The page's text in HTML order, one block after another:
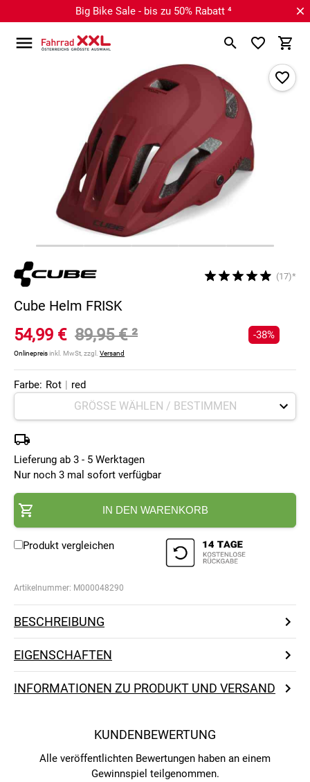
Big Bike Sale - bis zu 50% Rabatt ⁴
(17)*
Cube Helm FRISK
54,99 € 89,95 €²
Onlinepreisinkl. MwSt, zzgl. Versand
-38%
Farbe: Rot | red
Lieferung ab 3 - 5 Werktagen
Nur noch 3 mal sofort verfügbar
IN DEN WARENKORB
Produkt vergleichen
Artikelnummer: M000048290
BESCHREIBUNG
EIGENSCHAFTEN
INFORMATIONEN ZU PRODUKT UND VERSAND
KUNDENBEWERTUNG
Alle veröffentlichten Bewertungen haben an einem
Gewinnspiel teilgenommen.